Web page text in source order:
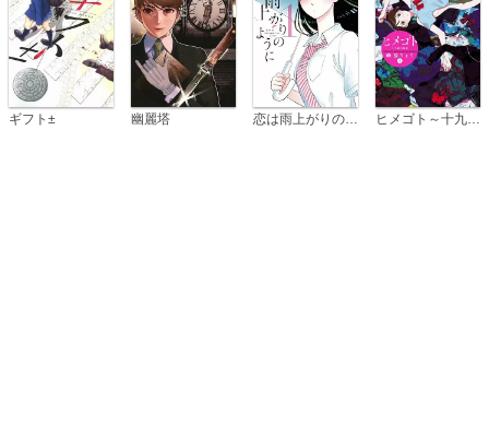
ギフト± 幽麗塔 ヒメゴト～十九歳の制服～